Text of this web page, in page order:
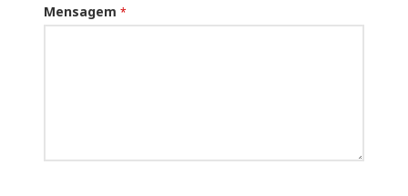
Mensagem *